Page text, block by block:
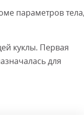
параметров тела,
куклы. Первая
для